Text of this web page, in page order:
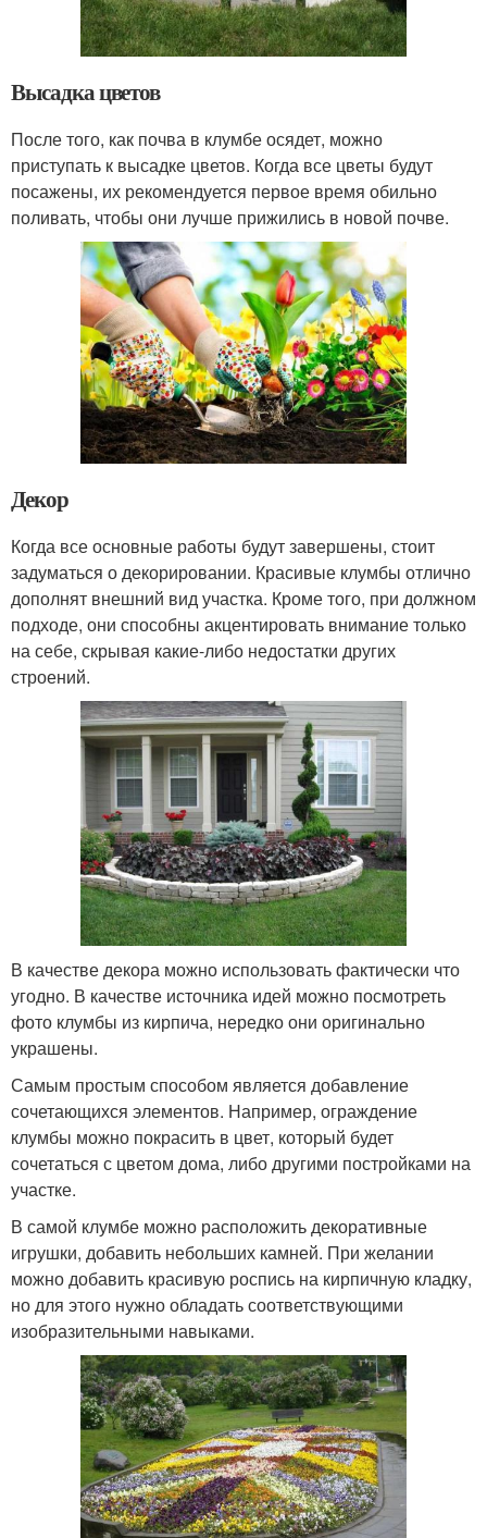
Высадка цветов
После того, как почва в клумбе осядет, можно
приступать к высадке цветов. Когда все цветы будут
посажены, их рекомендуется первое время обильно
поливать, чтобы они лучше прижились в новой почве.
Декор
Когда все основные работы будут завершены, стоит
задуматься о декорировании. Красивые клумбы отлично
дополнят внешний вид участка. Кроме того, при должном
подходе, они способны акцентировать внимание только
на себе, скрывая какие-либо недостатки других
строений.
В качестве декора можно использовать фактически что
угодно. В качестве источника идей можно посмотреть
фото клумбы из кирпича, нередко они оригинально
украшены.
Самым простым способом является добавление
сочетающихся элементов. Например, ограждение
клумбы можно покрасить в цвет, который будет
сочетаться с цветом дома, либо другими постройками на
участке.
В самой клумбе можно расположить декоративные
игрушки, добавить небольших камней. При желании
можно добавить красивую роспись на кирпичную кладку,
но для этого нужно обладать соответствующими
изобразительными навыками.